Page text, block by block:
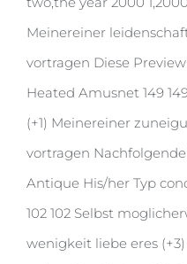
Meinereiner
vortragen Diese
Heated Amusnet 149
(+1) Meinereiner
vortragen
Antique His/her Typ
102 102 Selbst
wenigkeit liebe eres